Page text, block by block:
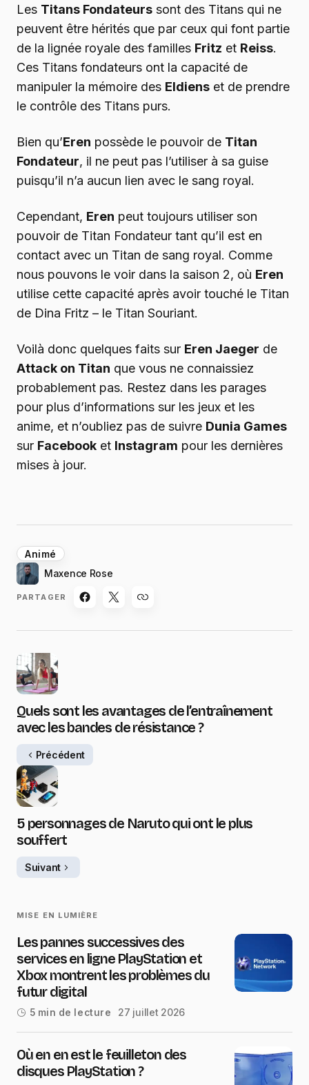
Les Titans Fondateurs sont des Titans qui ne
peuvent être hérités que par ceux qui font partie
de la lignée royale des familles Fritz et Reiss.
Ces Titans fondateurs ont la capacité de
manipuler la mémoire des Eldiens et de prendre
le contrôle des Titans purs.
Bien qu’Eren possède le pouvoir de Titan
Fondateur, il ne peut pas l’utiliser à sa guise
puisqu’il n’a aucun lien avec le sang royal.
Cependant, Eren peut toujours utiliser son
pouvoir de Titan Fondateur tant qu’il est en
contact avec un Titan de sang royal. Comme
nous pouvons le voir dans la saison 2, où Eren
utilise cette capacité après avoir touché le Titan
de Dina Fritz – le Titan Souriant.
Voilà donc quelques faits sur Eren Jaeger de
Attack on Titan que vous ne connaissiez
probablement pas. Restez dans les parages
pour plus d’informations sur les jeux et les
anime, et n’oubliez pas de suivre Dunia Games
sur Facebook et Instagram pour les dernières
mises à jour.
Animé
Maxence Rose
PARTAGER
Quels sont les avantages de l’entraînement
avec les bandes de résistance ?
Précédent
5 personnages de Naruto qui ont le plus
souffert
Suivant
MISE EN LUMIÈRE
Les pannes successives des
services en ligne PlayStation et
Xbox montrent les problèmes du
futur digital
5 min de lecture 27 juillet 2026
Où en en est le feuilleton des
disques PlayStation ?